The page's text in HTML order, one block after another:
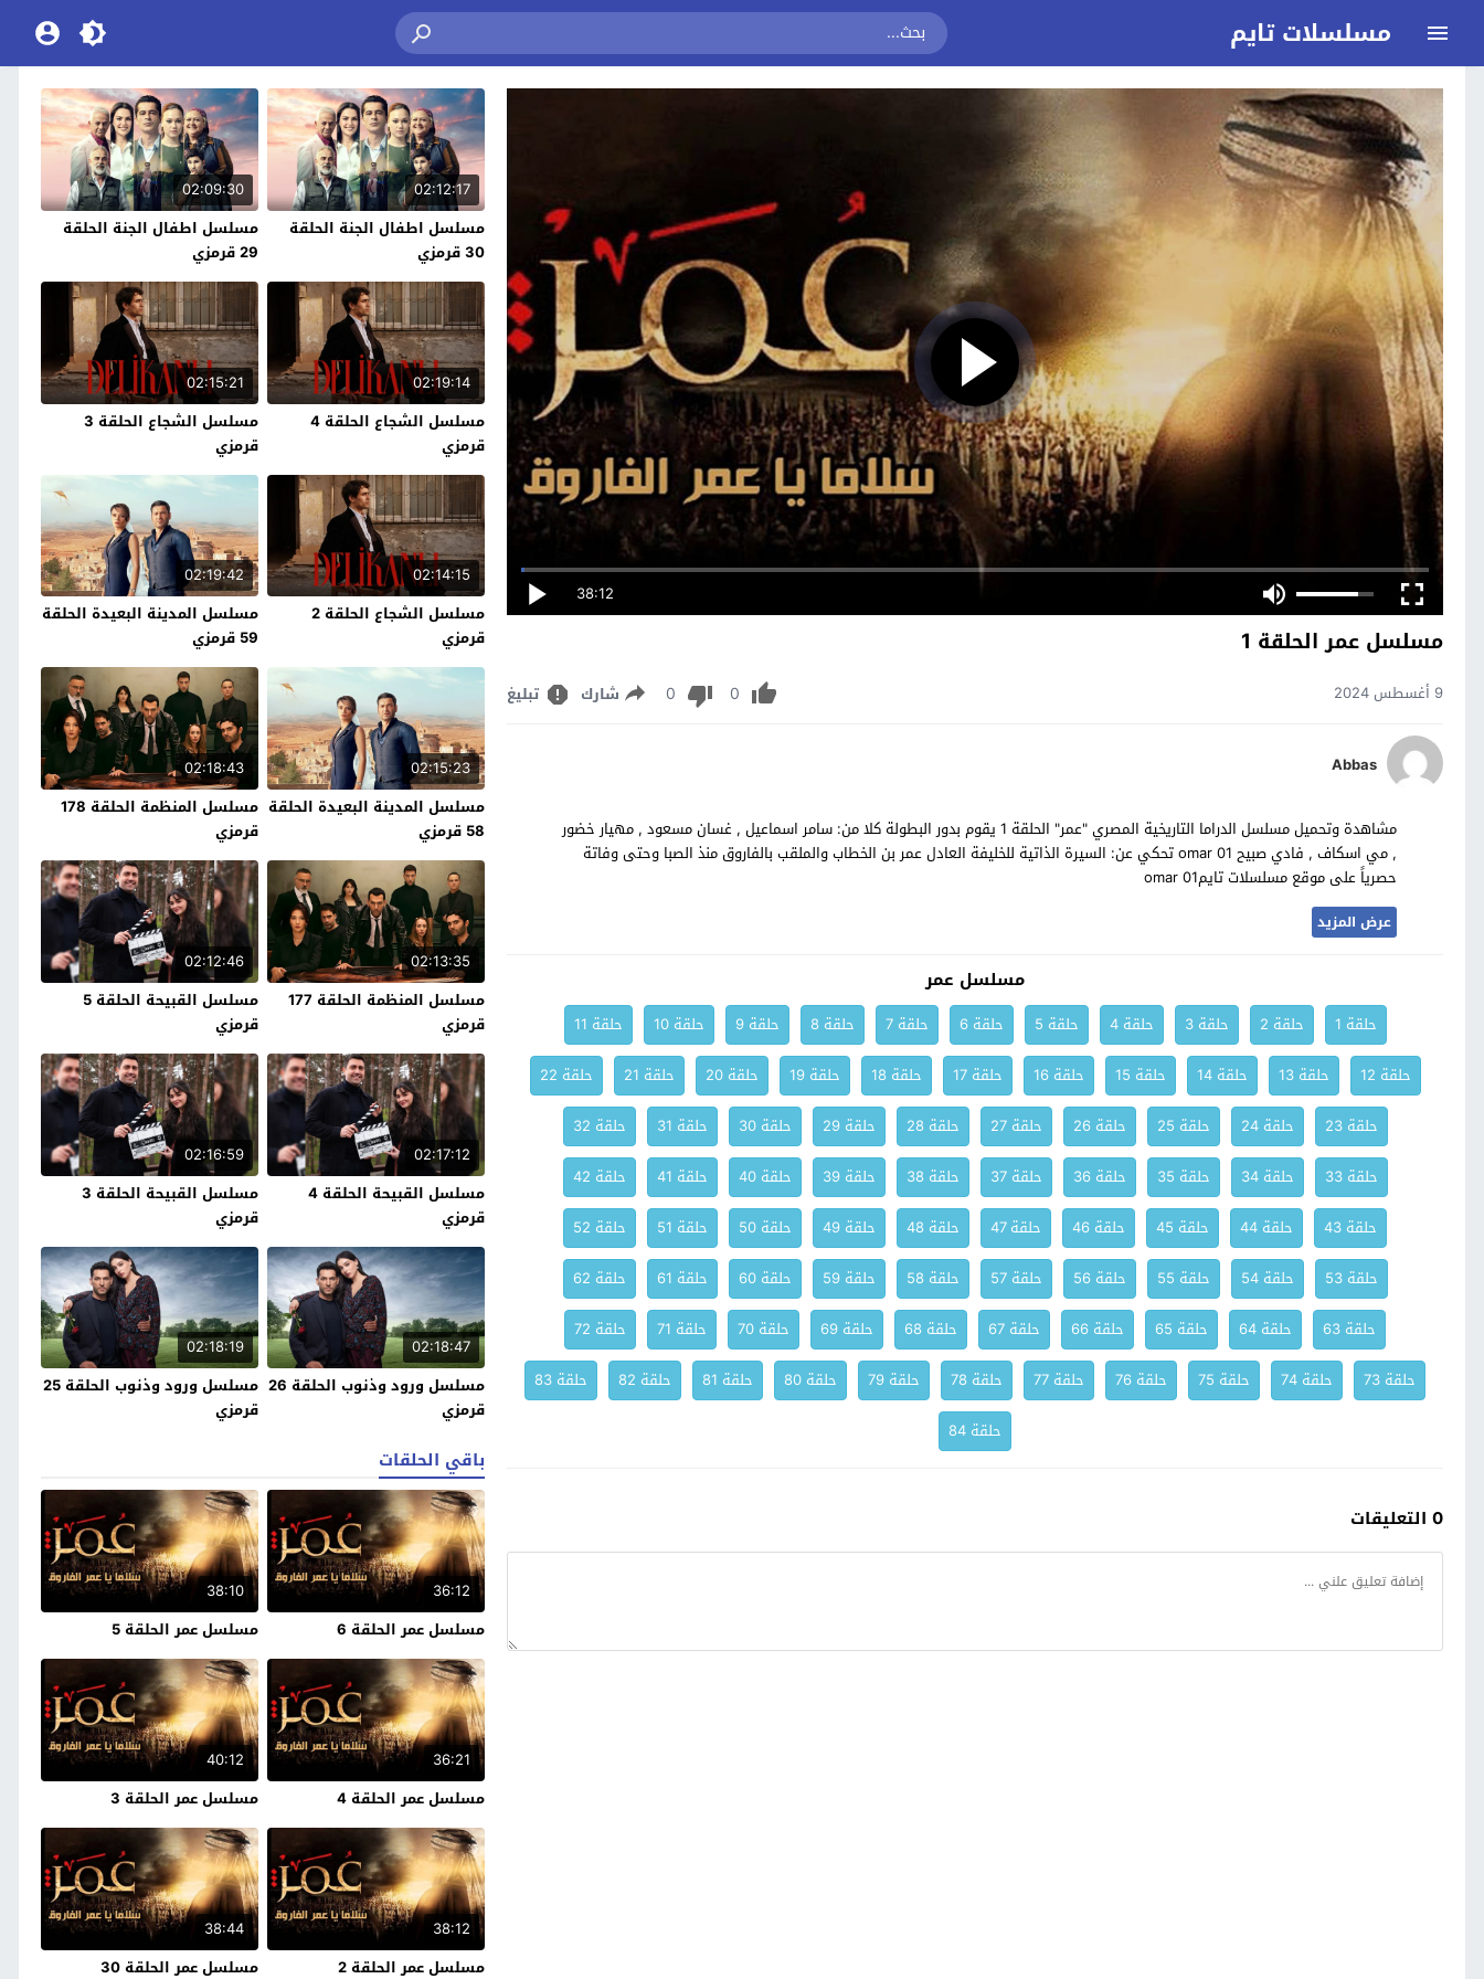
مسلسلات تايم
38:12
مسلسل عمر الحلقة 1
9 أغسطس 2024 0
0 شارك تبليغ
Abbas
مشاهدة وتحميل مسلسل الدراما التاريخية المصري "عمر" الحلقة 1 يقوم بدور البطولة كلا من: سامر اسماعيل , غسان مسعود , مهيار خضور
, مي اسكاف , فادي صبيح omar 01 تحكي عن: السيرة الذاتية للخليفة العادل عمر بن الخطاب والملقب بالفاروق منذ الصبا وحتى وفاتة
حصرياً على موقع مسلسلات تايمomar 01
عرض المزيد
مسلسل عمر
حلقة 1 حلقة 2 حلقة 3 حلقة 4 حلقة 5 حلقة 6 حلقة 7 حلقة 8 حلقة 9 حلقة 10
حلقة 11
حلقة 12
حلقة 13 حلقة 14 حلقة 15 حلقة 16 حلقة 17 حلقة 18 حلقة 19 حلقة 20 حلقة 21
حلقة 22
حلقة 23
حلقة 24 حلقة 25 حلقة 26 حلقة 27 حلقة 28 حلقة 29 حلقة 30 حلقة 31
حلقة 32
حلقة 33
حلقة 34 حلقة 35 حلقة 36 حلقة 37 حلقة 38 حلقة 39 حلقة 40 حلقة 41
حلقة 42
حلقة 43
حلقة 44 حلقة 45 حلقة 46 حلقة 47 حلقة 48 حلقة 49 حلقة 50 حلقة 51
حلقة 52
حلقة 53
حلقة 54 حلقة 55 حلقة 56 حلقة 57 حلقة 58 حلقة 59 حلقة 60 حلقة 61
حلقة 62
حلقة 63
حلقة 64 حلقة 65 حلقة 66 حلقة 67 حلقة 68 حلقة 69 حلقة 70 حلقة 71
حلقة 72
حلقة 73
حلقة 74 حلقة 75 حلقة 76 حلقة 77 حلقة 78 حلقة 79 حلقة 80 حلقة 81 حلقة 82
حلقة 83
حلقة 84
0 التعليقات
02:12:17
مسلسل اطفال الجنة الحلقة
30 قرمزي
02:09:30
مسلسل اطفال الجنة الحلقة
29 قرمزي
02:19:14
مسلسل الشجاع الحلقة 4
قرمزي
02:15:21
مسلسل الشجاع الحلقة 3
قرمزي
02:14:15
مسلسل الشجاع الحلقة 2
قرمزي
02:19:42
مسلسل المدينة البعيدة الحلقة
59 قرمزي
02:15:23
مسلسل المدينة البعيدة الحلقة
58 قرمزي
02:18:43
مسلسل المنظمة الحلقة 178
قرمزي
02:13:35
مسلسل المنظمة الحلقة 177
قرمزي
02:12:46
مسلسل القبيحة الحلقة 5
قرمزي
02:17:12
مسلسل القبيحة الحلقة 4
قرمزي
02:16:59
مسلسل القبيحة الحلقة 3
قرمزي
02:18:47
مسلسل ورود وذنوب الحلقة 26
قرمزي
02:18:19
مسلسل ورود وذنوب الحلقة 25
قرمزي
باقي الحلقات
36:12
مسلسل عمر الحلقة 6
38:10
مسلسل عمر الحلقة 5
36:21
مسلسل عمر الحلقة 4
40:12
مسلسل عمر الحلقة 3
38:12
مسلسل عمر الحلقة 2
38:44
مسلسل عمر الحلقة 30